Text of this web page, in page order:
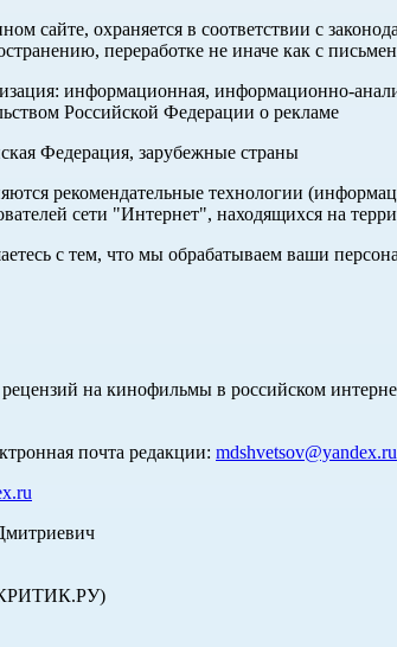
сайте, охраняется в соответствии с
переработке не иначе как с
информационная, информационно-
Российской Федерации о рекламе
Федерация, зарубежные страны
рекомендательные технологии
сети "Интернет", находящихся на
с тем, что мы обрабатываем ваши
на кинофильмы в российском
почта редакции: mdshvetsov@yandex.ru